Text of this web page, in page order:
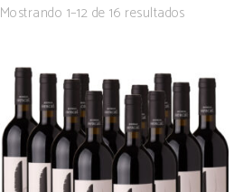
Mostrando 1–12 de 16 resultados